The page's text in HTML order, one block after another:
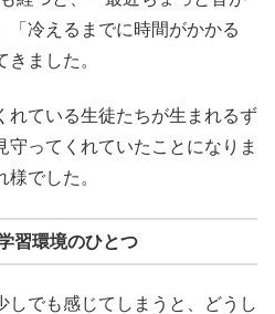
「冷えるまでに時間がかかる
ました。
れている生徒たちが生まれるず
守ってくれていたことになりま
でした。
習環境のひとつ
しでも感じてしまうと、どうし